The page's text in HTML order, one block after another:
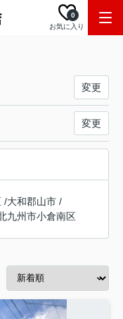
お気に入り
0
変更
変更
/大和郡山市 /
九州市小倉南区